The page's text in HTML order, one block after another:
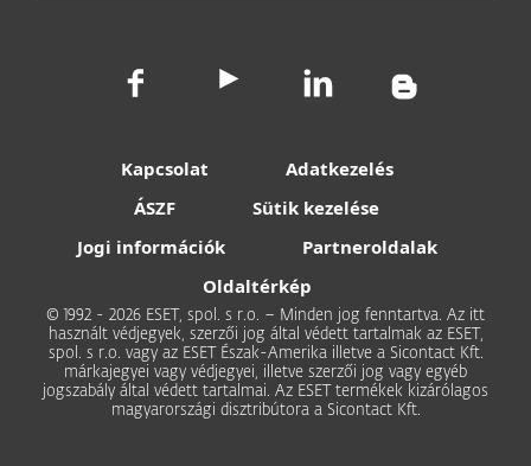
Kapcsolat
Adatkezelés
ÁSZF
Sütik kezelése
Jogi információk
Partneroldalak
Oldaltérkép
© 1992 - 2026 ESET, spol. s r.o. – Minden jog fenntartva. Az itt
használt védjegyek, szerzői jog által védett tartalmak az ESET,
spol. s r.o. vagy az ESET Észak-Amerika illetve a Sicontact Kft.
márkajegyei vagy védjegyei, illetve szerzői jog vagy egyéb
jogszabály által védett tartalmai. Az ESET termékek kizárólagos
magyarországi disztribútora a Sicontact Kft.